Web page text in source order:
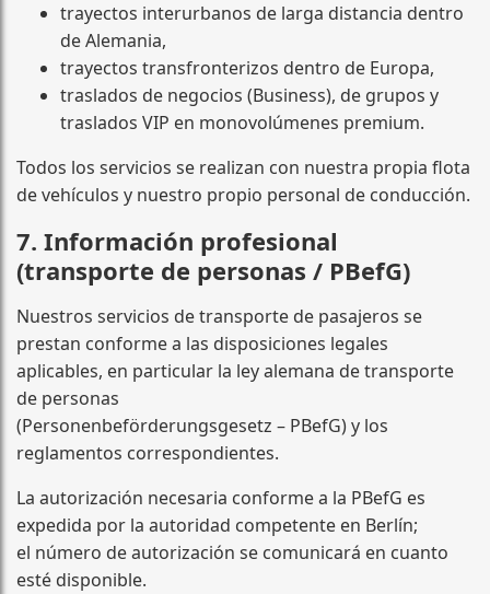
trayectos interurbanos de larga distancia dentro
de Alemania,
trayectos transfronterizos dentro de Europa,
traslados de negocios (Business), de grupos y
traslados VIP en monovolúmenes premium.
Todos los servicios se realizan con nuestra propia flota
de vehículos y nuestro propio personal de conducción.
7. Información profesional
(transporte de personas / PBefG)
Nuestros servicios de transporte de pasajeros se
prestan conforme a las disposiciones legales
aplicables, en particular la ley alemana de transporte
de personas
(Personenbeförderungsgesetz – PBefG) y los
reglamentos correspondientes.
La autorización necesaria conforme a la PBefG es
expedida por la autoridad competente en Berlín;
el número de autorización se comunicará en cuanto
esté disponible.